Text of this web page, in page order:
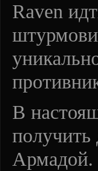
Raven
В
Армадой.